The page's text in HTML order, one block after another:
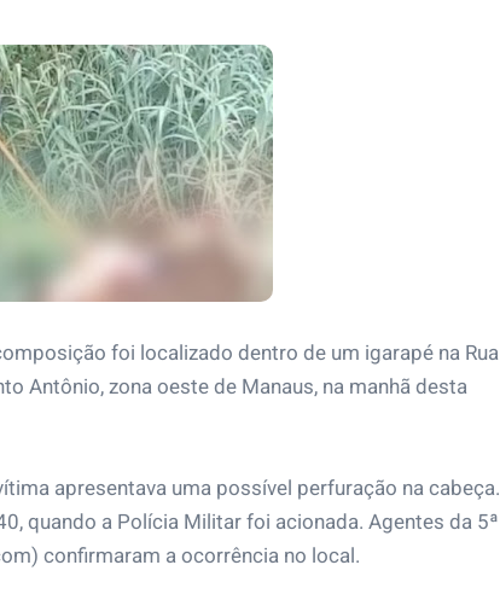
foi localizado dentro de um igarapé na Rua
Antônio, zona oeste de Manaus, na manhã desta
apresentava uma possível perfuração na cabeça.
quando a Polícia Militar foi acionada. Agentes da 5ª
confirmaram a ocorrência no local.